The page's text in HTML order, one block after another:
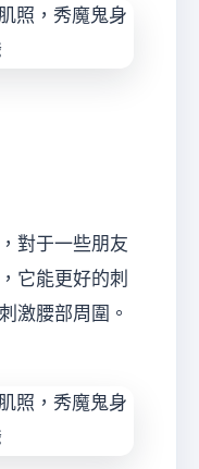
對于一些朋友
它能更好的刺
激腰部周圍。